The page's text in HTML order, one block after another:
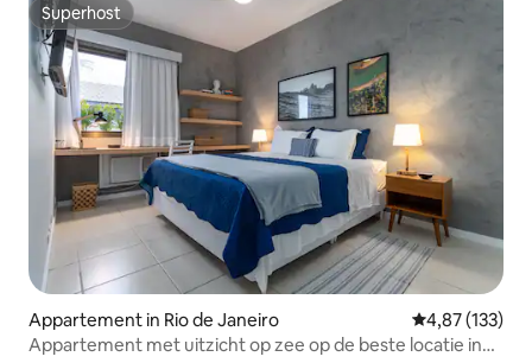
Superhost
Superhost
Appartement in Rio de Janeiro Gemiddelde
4,87 (133)
Appartement met uitzicht op zee op de beste locatie in